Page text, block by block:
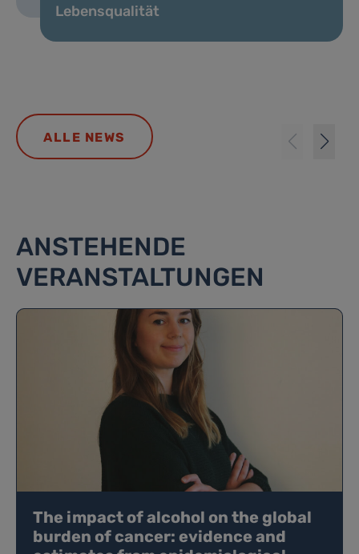
Lebensqualität
ALLE NEWS
ANSTEHENDE
VERANSTALTUNGEN
The impact of alcohol on the global
burden of cancer: evidence and